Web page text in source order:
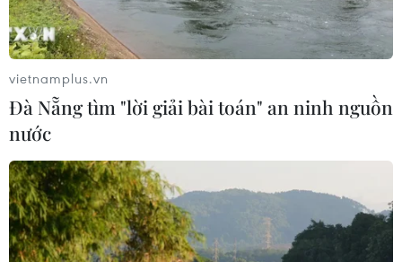
Các nhà thiết kế Việt kể câu chuyện
về di sản Áo dài qua triển lãm đặc
27/05/2026 01:03
thái "ngút ngàn" sau thời gian "ở ẩn"
26/05/2026 07:04
vietnamplus.vn
Đà Nẵng tìm "lời giải bài toán" an ninh nguồn
nước